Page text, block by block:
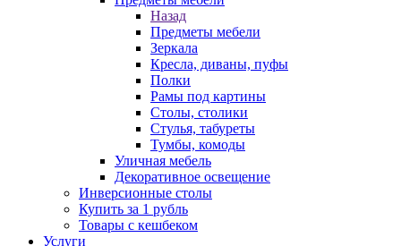
Назад
Предметы мебели
Зеркала
Кресла, диваны, пуфы
Полки
Рамы под картины
Столы, столики
Стулья, табуреты
Тумбы, комоды
Уличная мебель
Декоративное освещение
Инверсионные столы
Купить за 1 рубль
Товары с кешбеком
Услуги